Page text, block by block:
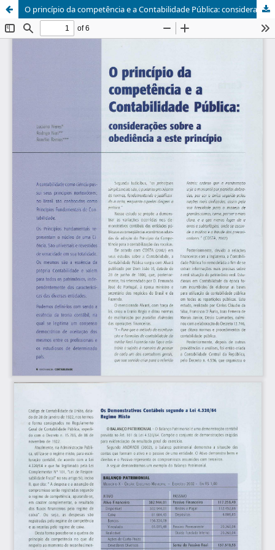
O princípio da competência e a Contabilidade Pública: considerações sobre a obediência a este princípio